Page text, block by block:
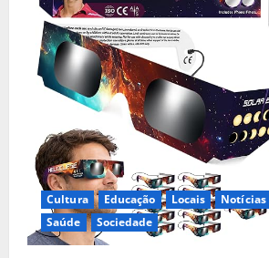
Cultura Educação Locais Notícias
Saúde
Sociedade